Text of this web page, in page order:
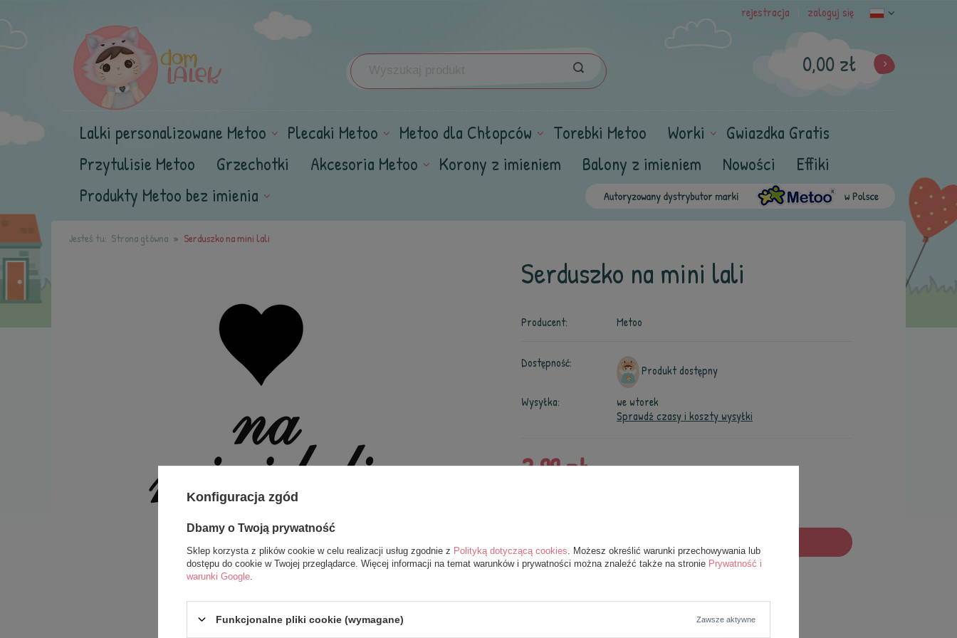
rejestracja zaloguj się
0,00 zł
Lalki personalizowane Metoo Plecaki Metoo Metoo dla Chłopców Torebki Metoo Worki
Gwiazdka Gratis
Przytulisie Metoo
Grzechotki Akcesoria Metoo Korony z imieniem Balony z imieniem Nowości
Effiki
Produkty Metoo bez imienia
Jesteś tu: Strona główna Serduszko na mini lali
Serduszko na mini lali
Producent: Metoo
Dostępność:
Produkt dostępny
Wysyłka:
we wtorek
Sprawdź czasy i koszty wysyłki
3,99 zł
dodaj do koszyka
Konfiguracja zgód
Dbamy o Twoją prywatność
Sklep korzysta z plików cookie w celu realizacji usług zgodnie z Polityką dotyczącą cookies . Możesz określić warunki przechowywania lub
dostępu do cookie w Twojej przeglądarce. Więcej informacji na temat warunków i prywatności można znaleźć także na stronie Prywatność i
warunki Google
Funkcjonalne pliki cookie (wymagane) Zawsze aktywne